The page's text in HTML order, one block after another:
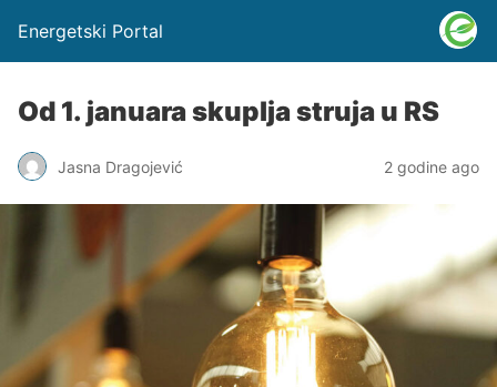
Energetski Portal
Od 1. januara skuplja struja u RS
Jasna Dragojević 2 godine ago